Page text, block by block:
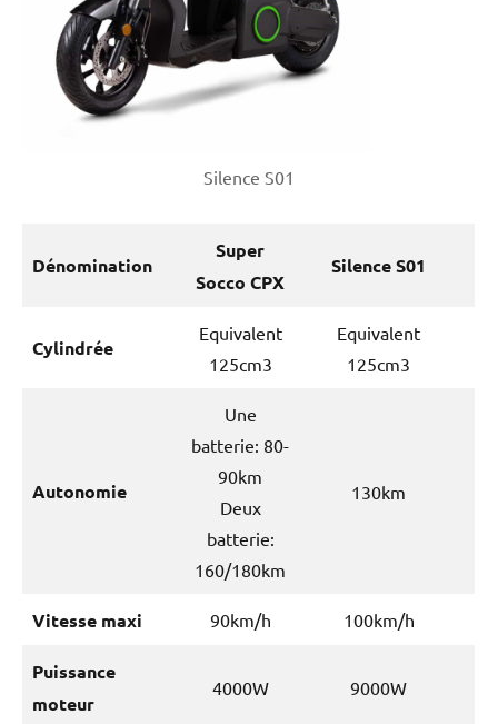
Silence S01
Dénomination
Super
Socco CPX
Silence S01
Cylindrée
Equivalent
125cm3
Equivalent
125cm3
Autonomie
Une
batterie: 80-
90km
Deux
batterie:
160/180km
130km
Vitesse maxi 90km/h 100km/h
Puissance
moteur
4000W 9000W